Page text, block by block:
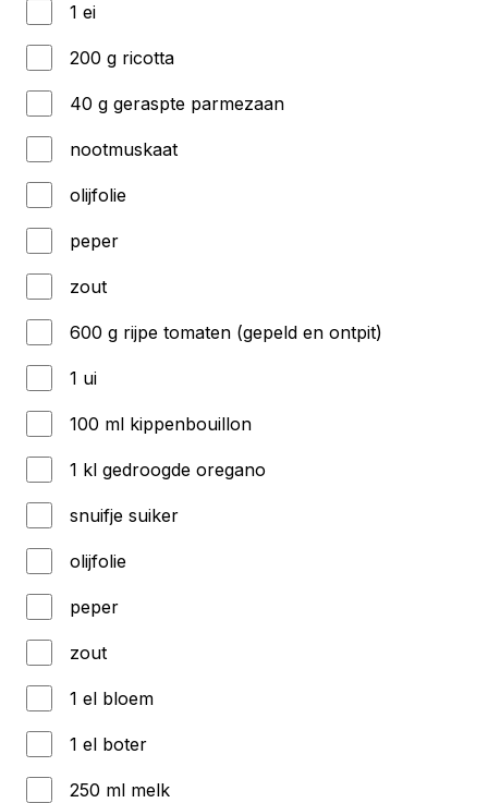
1 ei
200 g ricotta
40 g geraspte parmezaan
nootmuskaat
olijfolie
peper
zout
600 g rijpe tomaten (gepeld en ontpit)
1 ui
100 ml kippenbouillon
1 kl gedroogde oregano
snuifje suiker
olijfolie
peper
zout
1 el bloem
1 el boter
250 ml melk